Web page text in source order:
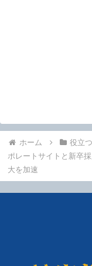
ホーム 役立
ポレートサイトと新卒
大を加速